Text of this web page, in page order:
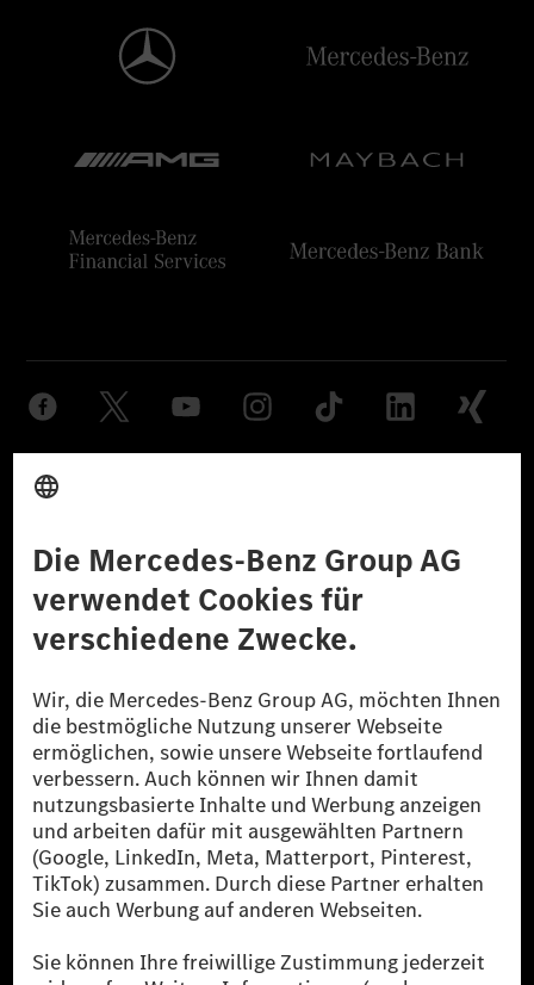
© 2026 Mercedes-Benz Group AG. Alle Rechte vorbehalten.
reduzierte CO₂-Emissionen bei der Mercedes-Benz Group durch
zertifizierte Ausgleichsprojekte kompensiert werden.
[2] Renewable Charging ist ein integraler Bestandteil von MB.CHARGE
Public in Europa, den USA, Kanada und China. Sofern an der jeweiligen
Ladestation noch kein Strom aus erneuerbaren Energien vorliegt,
verwendet Renewable Charging Grünstromzertifikate*. Diese stellen
sicher, dass für Ladevorgänge über MB.CHARGE Public eine äquivalente
Strommenge aus erneuerbaren Energien ins Stromnetz eingespeist wird.
Sie stammen ausschließlich aus Wind- und Solarkraftanlagen, die jünger
als sechs Jahre sind.
* Inkl. EKOenergy Ökolabel
* Die angegebenen Werte wurden nach dem vorgeschriebenen
Messverfahren WLTP (Worldwide harmonised Light vehicles Test